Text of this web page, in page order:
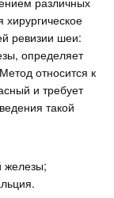
ревизии шеи:
определяет
относится к
и требует
такой
железы;